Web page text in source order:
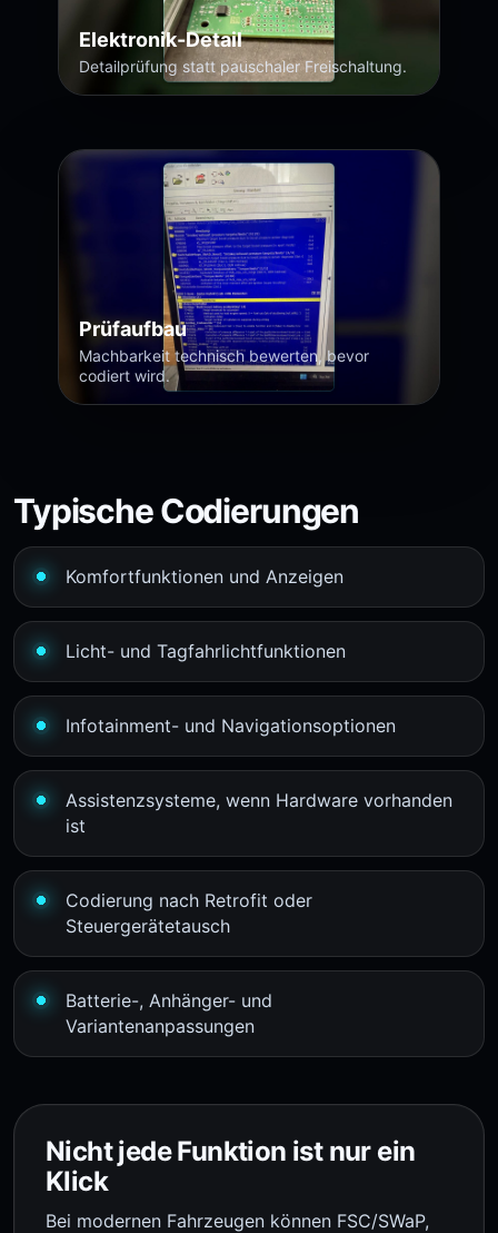
Elektronik-Detail
Detailprüfung statt pauschaler Freischaltung.
Prüfaufbau
Machbarkeit technisch bewerten, bevor
codiert wird.
Typische Codierungen
Komfortfunktionen und Anzeigen
Licht- und Tagfahrlichtfunktionen
Infotainment- und Navigationsoptionen
Assistenzsysteme, wenn Hardware vorhanden
ist
Codierung nach Retrofit oder
Steuergerätetausch
Batterie-, Anhänger- und
Variantenanpassungen
Nicht jede Funktion ist nur ein
Klick
Bei modernen Fahrzeugen können FSC/SWaP,